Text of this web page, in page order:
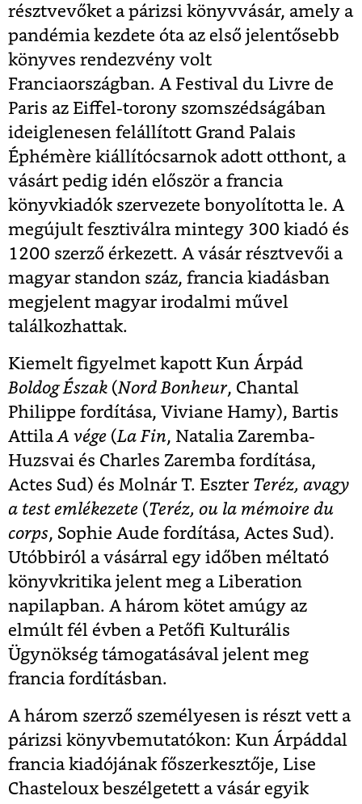
résztvevőket a párizsi könyvvásár, amely a
pandémia kezdete óta az első jelentősebb
könyves rendezvény volt
Franciaországban. A Festival du Livre de
Paris az Eiffel-torony szomszédságában
ideiglenesen felállított Grand Palais
Éphémère kiállítócsarnok adott otthont, a
vásárt pedig idén először a francia
könyvkiadók szervezete bonyolította le. A
megújult fesztiválra mintegy 300 kiadó és
1200 szerző érkezett. A vásár résztvevői a
magyar standon száz, francia kiadásban
megjelent magyar irodalmi művel
találkozhattak.
Kiemelt figyelmet kapott Kun Árpád
Boldog Észak (Nord Bonheur, Chantal
Philippe fordítása, Viviane Hamy), Bartis
AttilaA vége (La Fin, Natalia Zaremba-
Huzsvai és Charles Zaremba fordítása,
Actes Sud) és Molnár T. Eszter Teréz, avagy
a test emlékezete (Teréz, ou la mémoire du
corps, Sophie Aude fordítása, Actes Sud).
Utóbbiról a vásárral egy időben méltató
könyvkritika jelent meg a Liberation
napilapban. A három kötet amúgy az
elmúlt fél évben a Petőfi Kulturális
Ügynökség támogatásával jelent meg
francia fordításban.
A három szerző személyesen is részt vett a
párizsi könyvbemutatókon: Kun Árpáddal
francia kiadójának főszerkesztője, Lise
Chasteloux beszélgetett a vásár egyik